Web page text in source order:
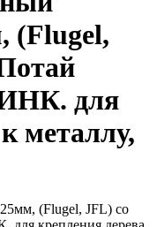
(Flugel,
для
металлу,